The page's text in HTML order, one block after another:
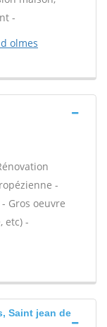
-
olmes
-
Gros oeuvre
etc) -
Saint jean de